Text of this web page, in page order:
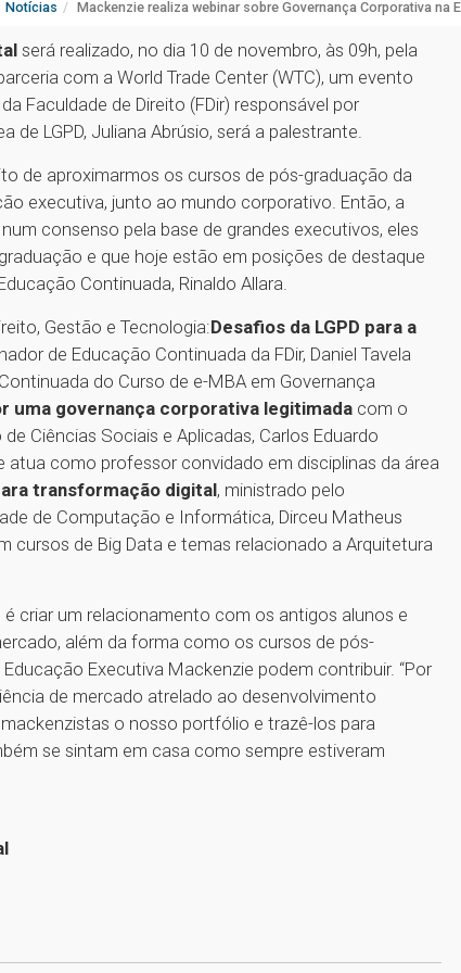
Notícias Mackenzie realiza webinar sobre Governança Corporativa na
será realizado, no dia 10 de novembro, às 09h, pela
com a World Trade Center (WTC), um evento
Faculdade de Direito (FDir) responsável por
de LGPD, Juliana Abrúsio, será a palestrante.
de aproximarmos os cursos de pós-graduação da
executiva, junto ao mundo corporativo. Então, a
consenso pela base de grandes executivos, eles
e que hoje estão em posições de destaque
Continuada, Rinaldo Allara.
Gestão e Tecnologia:Desafios da LGPD para a
de Educação Continuada da FDir, Daniel Tavela
do Curso de e-MBA em Governança
uma governança corporativa legitimada com o
Ciências Sociais e Aplicadas, Carlos Eduardo
atua como professor convidado em disciplinas da área
transformação digital, ministrado pelo
de Computação e Informática, Dirceu Matheus
cursos de Big Data e temas relacionado a Arquitetura
criar um relacionamento com os antigos alunos e
além da forma como os cursos de pós-
Executiva Mackenzie podem contribuir. “Por
de mercado atrelado ao desenvolvimento
o nosso portfólio e trazê-los para
se sintam em casa como sempre estiveram